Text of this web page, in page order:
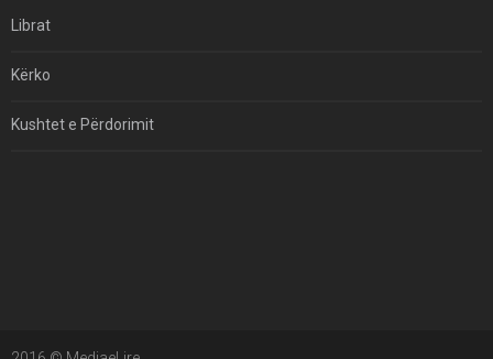
Librat
Kërko
Kushtet e Përdorimit